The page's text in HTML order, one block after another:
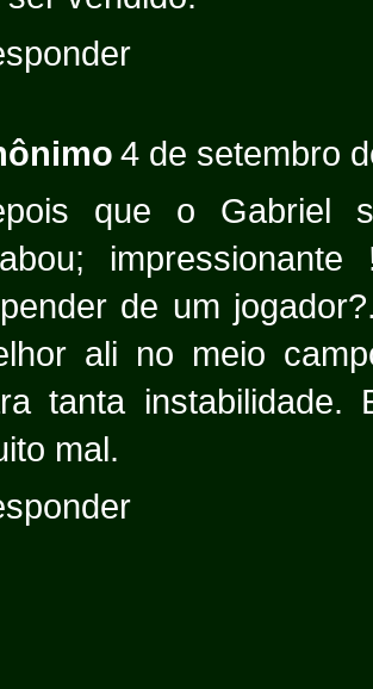
4 de setembro
que o Gabriel
de um
ali no meio
tanta instabilidade.
mal.